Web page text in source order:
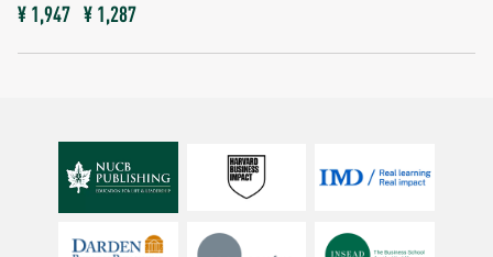
¥ 1,947 ¥ 1,287